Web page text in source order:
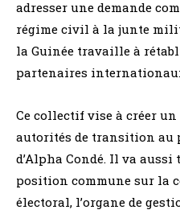
adresser une demande
régime civil à la junte
la Guinée travaille à
partenaires
Ce collectif vise à créer un
autorités de transition au
d’Alpha Condé. Il va
position commune sur la
électoral, l’organe de